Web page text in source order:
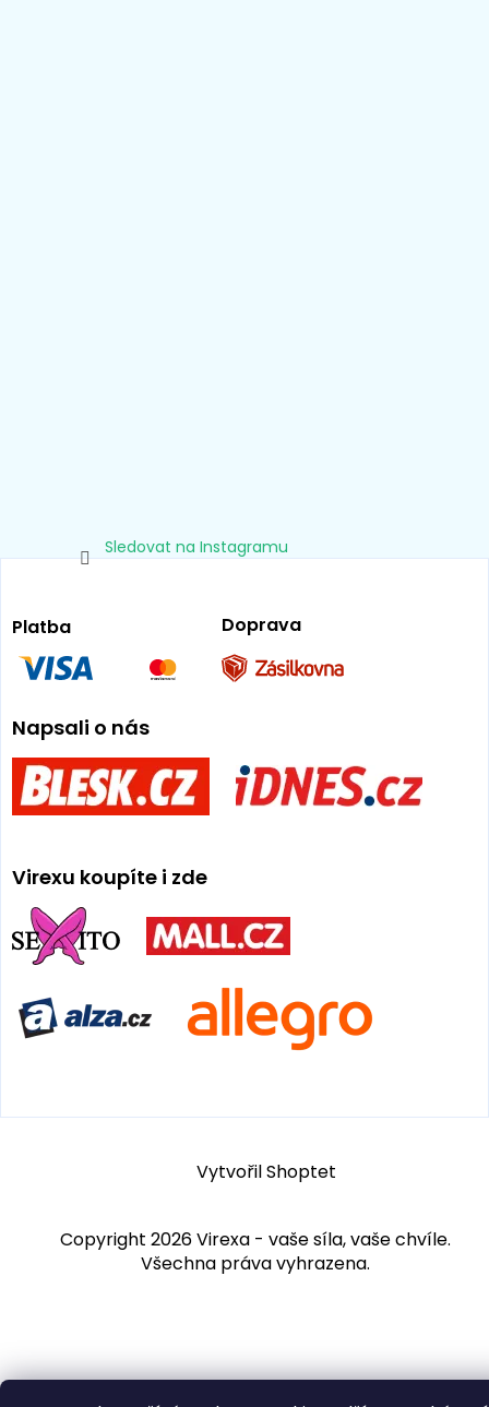
Sledovat na Instagramu
Platba Doprava
Napsali o nás
Virexu koupíte i zde
Vytvořil Shoptet
Copyright 2026Virexa - vaše síla, vaše chvíle.
Všechna práva vyhrazena.